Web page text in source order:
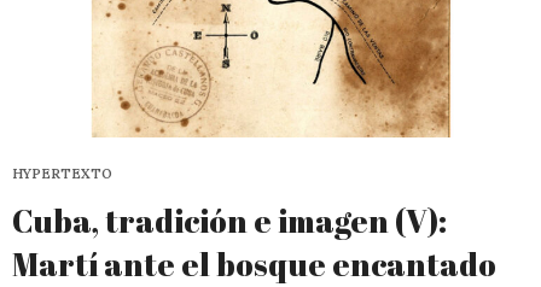
HYPERTEXTO
Cuba, tradición e imagen (V):
Martí ante el bosque encantado